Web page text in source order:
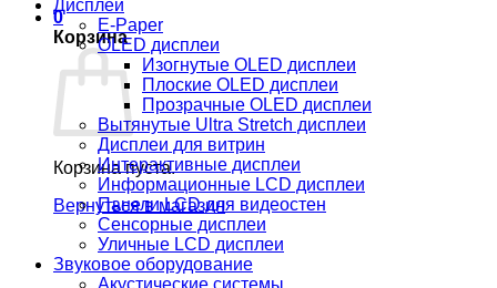
0
Корзина
Корзина пуста.
Вернуться в магазин
Дисплеи
E-Paper
OLED дисплеи
Изогнутые OLED дисплеи
Плоские OLED дисплеи
Прозрачные OLED дисплеи
Вытянутые Ultra Stretch дисплеи
Дисплеи для витрин
Интерактивные дисплеи
Информационные LCD дисплеи
Панели LCD для видеостен
Сенсорные дисплеи
Уличные LCD дисплеи
Звуковое оборудование
Акустические системы